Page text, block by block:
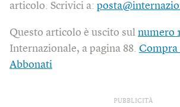
articolo. Scrivici a:
Questo articolo è uscito sul numero
Internazionale, a pagina 88. Compra
Abbonati
PUBBLICITÀ